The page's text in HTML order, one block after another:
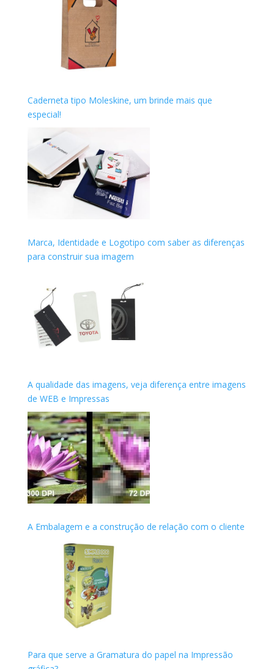
Caderneta tipo Moleskine, um brinde mais que
especial!
Marca, Identidade e Logotipo com saber as diferenças
para construir sua imagem
A qualidade das imagens, veja diferença entre imagens
de WEB e Impressas
A Embalagem e a construção de relação com o cliente
Para que serve a Gramatura do papel na Impressão